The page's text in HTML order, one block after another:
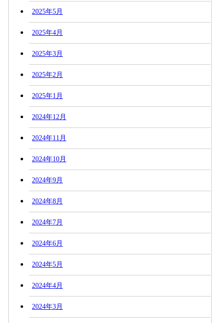
2025年5月
2025年4月
2025年3月
2025年2月
2025年1月
2024年12月
2024年11月
2024年10月
2024年9月
2024年8月
2024年7月
2024年6月
2024年5月
2024年4月
2024年3月